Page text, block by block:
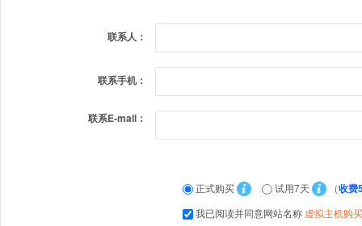
联系人：
联系手机：
联系E-mail：
正式购买 试用7天 （收费
我已阅读并同意网站名称 虚拟主机购